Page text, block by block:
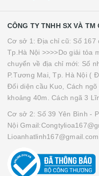
CÔNG TY TNHH SX VÀ
Cơ sở 1: Địa chỉ cũ: Số 167
Tp.Hà Nội >>>>Do giải tỏa
chuyển về địa chỉ mới: Số
P.Tương Mai, Tp. Hà Nội (
Đối diện cầu Kuo, Cách
khoảng 40m. Cách ngã 3
Cơ sở 2: Số 39 Yên Bình -
Nội
Lioanhatlinh167@gmail.com